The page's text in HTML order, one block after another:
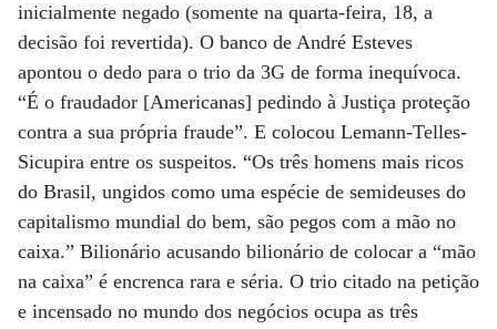
inicialmente negado (somente na quarta-feira, 18, a
decisão foi revertida). O banco de André Esteves
apontou o dedo para o trio da 3G de forma inequívoca.
“É o fraudador [Americanas] pedindo à Justiça proteção
contra a sua própria fraude”. E colocou Lemann-Telles-
Sicupira entre os suspeitos. “Os três homens mais ricos
do Brasil, ungidos como uma espécie de semideuses do
capitalismo mundial do bem, são pegos com a mão no
caixa.” Bilionário acusando bilionário de colocar a “mão
na caixa” é encrenca rara e séria. O trio citado na petição
e incensado no mundo dos negócios ocupa as três